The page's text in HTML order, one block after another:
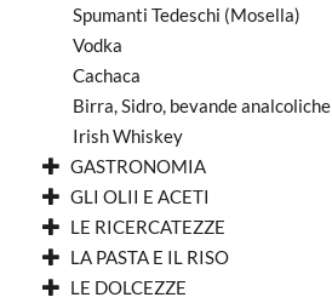
Spumanti Tedeschi (Mosella)
Vodka
Cachaca
Birra, Sidro, bevande analcoliche
Irish Whiskey
GASTRONOMIA
GLI OLII E ACETI
LE RICERCATEZZE
LA PASTA E IL RISO
LE DOLCEZZE